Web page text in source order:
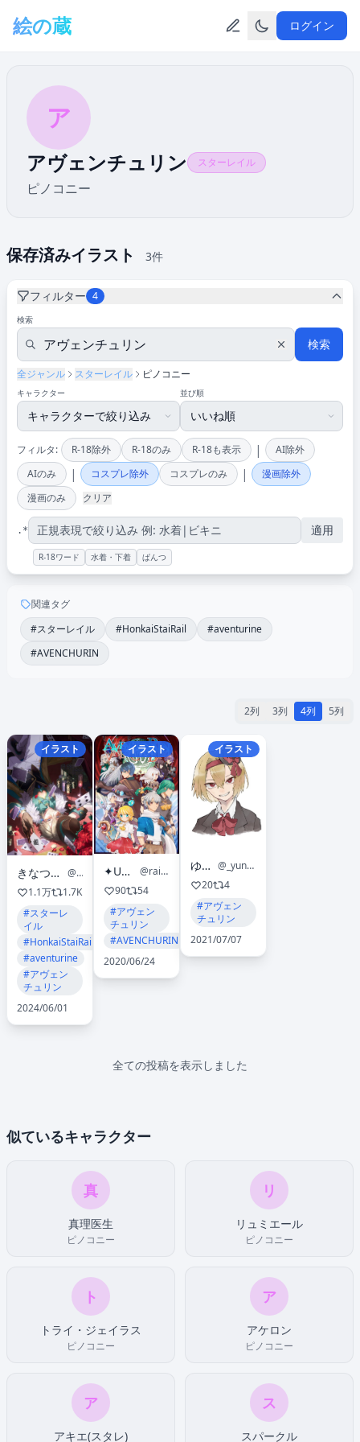
絵の蔵 ログイン
ア
アヴェンチュリン スターレイル
ピノコニー
保存済みイラスト 3件
フィルター 4
検索
検索
全ジャンル スターレイル ピノコニー
キャラクター 並び順
フィルタ: R-18除外 R-18のみ R-18も表示 |
AI除外
AIのみ
| コスプレ除外 コスプレのみ |
漫画除外
漫画のみ
クリア
.* 適用
R-18ワード 水着・下着 ぱんつ
関連タグ
#スターレイル
#HonkaiStaiRail
#aventurine
#AVENCHURIN
2列 3列 4列 5列
イラスト
きなつｋ🎮🎨/ちょっと低浮上
@kinatsuk
1.1万
1.7K
#スターレ
イル
#HonkaiStaiRail
#aventurine
#アヴェン
チュリン
2024/06/01
イラスト
✦U帝雨星 ✦
@rain0ame
90
54
#アヴェン
チュリン
#AVENCHURIN
2020/06/24
イラスト
ゆぬん
@_yun_un_
20
4
#アヴェン
チュリン
2021/07/07
全ての投稿を表示しました
似ているキャラクター
真
真理医生
ピノコニー
リ
リュミエール
ピノコニー
ト
トライ・ジェイラス
ピノコニー
ア
アケロン
ピノコニー
ア
アキエ(スタレ)
ス
スパークル